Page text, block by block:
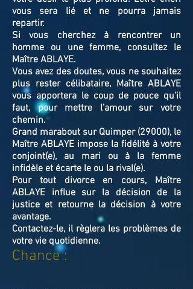
vous sera lié et ne pourra jamais
repartir.
Si vous cherchez à rencontrer un
homme ou une femme, consultez le
Maître ABLAYE.
Vous avez des doutes, vous ne souhaitez
plus rester célibataire, Maître ABLAYE
vous apportera le coup de pouce qu'il
faut, pour mettre l'amour sur votre
chemin.
Grand marabout sur Quimper (29000), le
Maître ABLAYE impose la fidélité à votre
conjoint(e), au mari ou à la femme
infidèle et écarte le ou la rival(e).
Pour tout divorce en cours, Maître
ABLAYE influe sur la décision de la
justice et retourne la décision à votre
avantage.
Contactez-le, il règlera les problèmes de
votre vie quotidienne.
Chance :